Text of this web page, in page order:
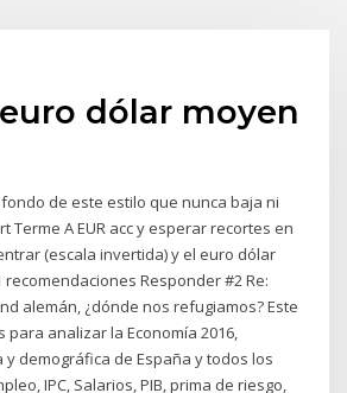
dólar moyen
de este estilo que nunca baja ni
Terme A EUR acc y esperar recortes en
(escala invertida) y el euro dólar
recomendaciones Responder #2 Re:
alemán, ¿dónde nos refugiamos? Este
para analizar la Economía 2016,
y demográfica de España y todos los
IPC, Salarios, PIB, prima de riesgo,